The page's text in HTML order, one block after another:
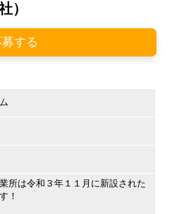
）
募する
所は令和３年１１月に新設された
！